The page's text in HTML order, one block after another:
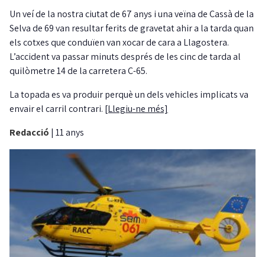
Un veí de la nostra ciutat de 67 anys i una veïna de Cassà de la
Selva de 69 van resultar ferits de gravetat ahir a la tarda quan
els cotxes que conduïen van xocar de cara a Llagostera.
L’accident va passar minuts després de les cinc de tarda al
quilòmetre 14 de la carretera C-65.
La topada es va produir perquè un dels vehicles implicats va
envair el carril contrari. [Llegiu-ne més]
Redacció | 11 anys